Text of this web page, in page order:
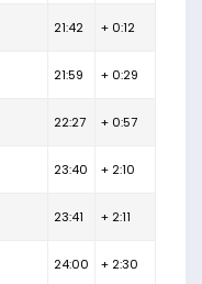
21:42 + 0:12
21:59 + 0:29
22:27 + 0:57
23:40 + 2:10
23:41 + 2:11
24:00 + 2:30